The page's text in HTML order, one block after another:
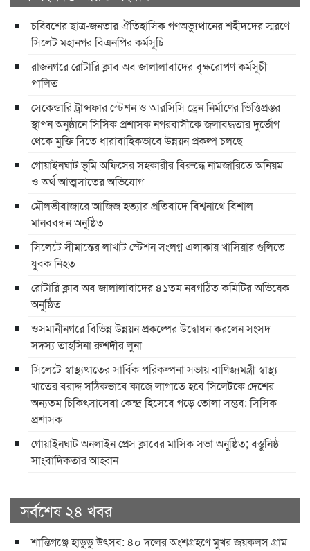
চব্বিশের ছাত্র-জনতার ঐতিহাসিক গণঅভ্যুত্থানের শহীদদের স্মরণে
সিলেট মহানগর বিএনপির কর্মসূচি
রাজনগরে রোটারি ক্লাব অব জালালাবাদের বৃক্ষরোপণ কর্মসূচী
পালিত
সেকেন্ডারি ট্রান্সফার স্টেশন ও আরসিসি ড্রেন নির্মাণের ভিত্তিপ্রস্তর
স্থাপন অনুষ্ঠানে সিসিক প্রশাসক নগরবাসীকে জলাবদ্ধতার দুর্ভোগ
থেকে মুক্তি দিতে ধারাবাহিকভাবে উন্নয়ন প্রকল্প চলছে
গোয়াইনঘাট ভূমি অফিসের সহকারীর বিরুদ্ধে নামজারিতে অনিয়ম
ও অর্থ আত্মসাতের অভিযোগ
মৌলভীবাজারে আজিজ হত্যার প্রতিবাদে বিশ্বনাথে বিশাল
মানববন্ধন অনুষ্ঠিত
সিলেটে সীমান্তের লাখাট স্টেশন সংলগ্ন এলাকায় খাসিয়ার গুলিতে
যুবক নিহত
রোটারি ক্লাব অব জালালাবাদের ৪১তম নবগঠিত কমিটির অভিষেক
অনুষ্ঠিত
ওসমানীনগরে বিভিন্ন উন্নয়ন প্রকল্পের উদ্বোধন করলেন সংসদ
সদস্য তাহসিনা রুশদীর লুনা
সিলেটে স্বাস্থ্যখাতের সার্বিক পরিকল্পনা সভায় বাণিজ্যমন্ত্রী স্বাস্থ্য
খাতের বরাদ্দ সঠিকভাবে কাজে লাগাতে হবে সিলেটকে দেশের
অন্যতম চিকিৎসাসেবা কেন্দ্র হিসেবে গড়ে তোলা সম্ভব: সিসিক
প্রশাসক
​গোয়াইনঘাট অনলাইন প্রেস ক্লাবের মাসিক সভা অনুষ্ঠিত; বস্তুনিষ্ঠ
সাংবাদিকতার আহ্বান
সর্বশেষ ২৪ খবর
শান্তিগঞ্জে হাডুডু উৎসব: ৪০ দলের অংশগ্রহণে মুখর জয়কলস গ্রাম